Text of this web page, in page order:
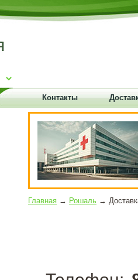
Контакты
Главная → Рошаль →